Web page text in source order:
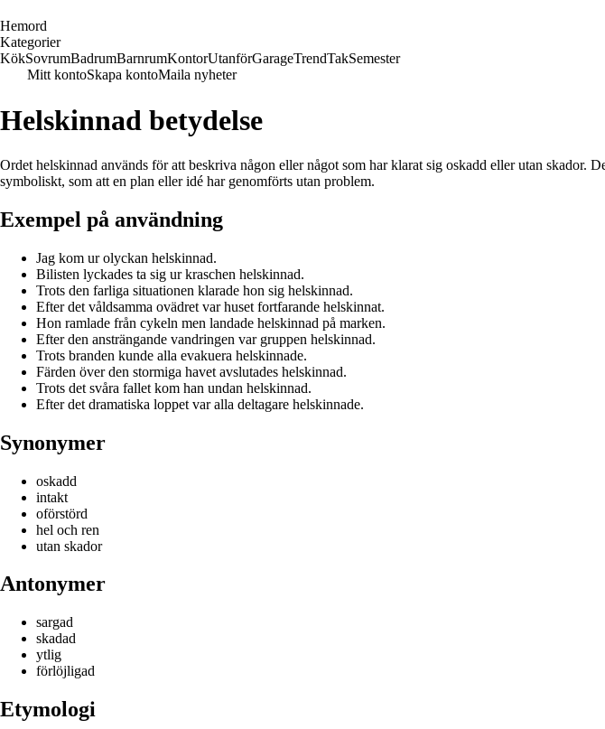
Hemord
Kategorier
KökSovrumBadrumBarnrumKontorUtanförGarageTrendTakSemester
Mitt kontoSkapa kontoMaila nyheter
Helskinnad betydelse
Ordet helskinnad används för att beskriva någon eller något som har klarat sig oskadd eller utan skador.
symboliskt, som att en plan eller idé har genomförts utan problem.
Exempel på användning
Jag kom ur olyckan helskinnad.
Bilisten lyckades ta sig ur kraschen helskinnad.
Trots den farliga situationen klarade hon sig helskinnad.
Efter det våldsamma ovädret var huset fortfarande helskinnat.
Hon ramlade från cykeln men landade helskinnad på marken.
Efter den ansträngande vandringen var gruppen helskinnad.
Trots branden kunde alla evakuera helskinnade.
Färden över den stormiga havet avslutades helskinnad.
Trots det svåra fallet kom han undan helskinnad.
Efter det dramatiska loppet var alla deltagare helskinnade.
Synonymer
oskadd
intakt
oförstörd
hel och ren
utan skador
Antonymer
sargad
skadad
ytlig
förlöjligad
Etymologi